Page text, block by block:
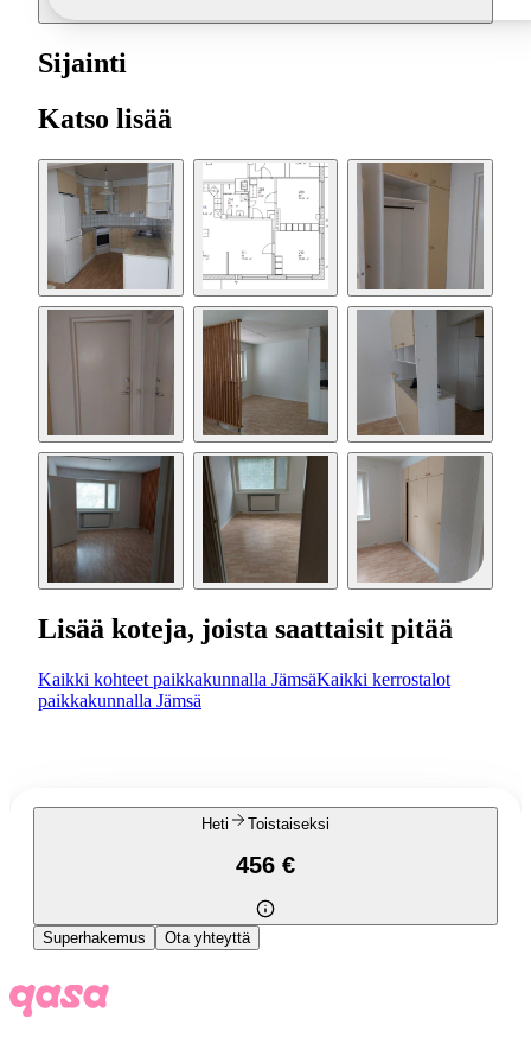
Sijainti
Katso lisää
Lisää koteja, joista saattaisit pitää
Kaikki kohteet paikkakunnalla JämsäKaikki kerrostalot
paikkakunnalla Jämsä
Heti Toistaiseksi
456 €
Superhakemus Ota yhteyttä